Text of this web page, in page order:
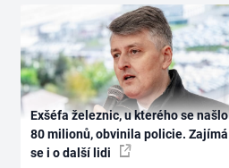
Exšéfa železnic, u kterého se našlo
80 milionů, obvinila policie. Zajímá
se i o další lidi